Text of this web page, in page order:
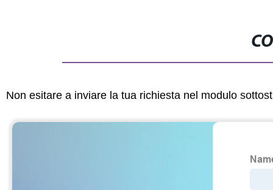
Non esitare a inviare la tua richiesta nel modulo